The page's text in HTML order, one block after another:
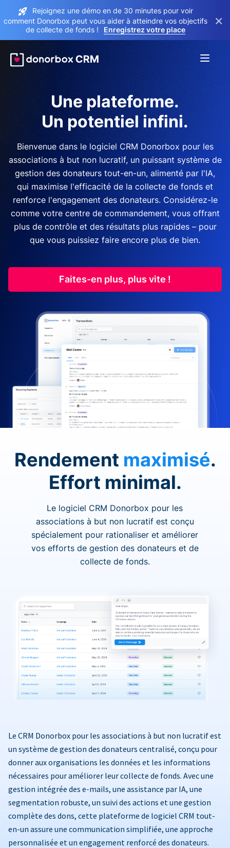
Rejoignez une démo en de 30 minutes pour voir
comment Donorbox peut vous aider à atteindre vos objectifs
de collecte de fonds !
Enregistrez votre place
×
Une plateforme.
Un potentiel infini.
Bienvenue dans le logiciel CRM Donorbox pour les
associations à but non lucratif, un puissant système de
gestion des donateurs tout-en-un, alimenté par l'IA,
qui maximise l'efficacité de la collecte de fonds et
renforce l'engagement des donateurs. Considérez-le
comme votre centre de commandement, vous offrant
plus de contrôle et des résultats plus rapides – pour
que vous puissiez faire encore plus de bien.
Faites-en plus, plus vite !
Rendement maximisé.
Effort minimal.
Le logiciel CRM Donorbox pour les
associations à but non lucratif est conçu
spécialement pour rationaliser et améliorer
vos efforts de gestion des donateurs et de
collecte de fonds.
Le CRM Donorbox pour les associations à but non lucratif est
un système de gestion des donateurs centralisé, conçu pour
donner aux organisations les données et les informations
nécessaires pour améliorer leur collecte de fonds. Avec une
gestion intégrée des e-mails, une assistance par IA, une
segmentation robuste, un suivi des actions et une gestion
complète des dons, cette plateforme de logiciel CRM tout-
en-un assure une communication simplifiée, une approche
personnalisée et un engagement renforcé des donateurs.